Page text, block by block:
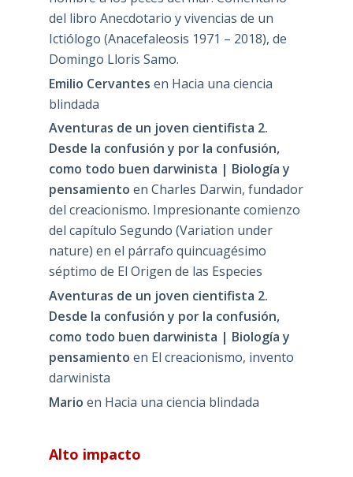
del libro Anecdotario y vivencias de un
Ictiólogo (Anacefaleosis 1971 – 2018), de
Domingo Lloris Samo.
Emilio Cervantes en Hacia una ciencia
blindada
Aventuras de un joven cientifista 2.
Desde la confusión y por la confusión,
como todo buen darwinista | Biología y
pensamiento en Charles Darwin, fundador
del creacionismo. Impresionante comienzo
del capítulo Segundo (Variation under
nature) en el párrafo quincuagésimo
séptimo de El Origen de las Especies
Aventuras de un joven cientifista 2.
Desde la confusión y por la confusión,
como todo buen darwinista | Biología y
pensamiento en El creacionismo, invento
darwinista
Mario en Hacia una ciencia blindada
Alto impacto